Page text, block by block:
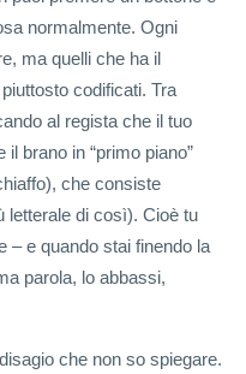
normalmente. Ogni
ma quelli che ha il
codificati. Tra
al regista che il tuo
brano in “primo piano”
che consiste
letterale di così). Cioè tu
– e quando stai finendo la
parola, lo abbassi,
che non so spiegare.